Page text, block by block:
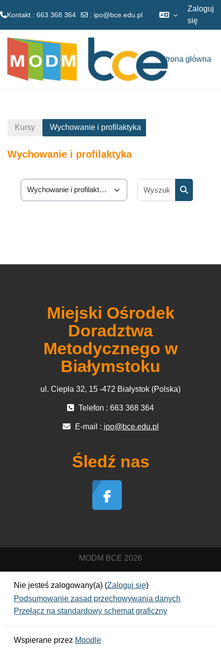
Kontakt : 663 368 364 : ipo@bce.edu.pl
Zaloguj
się
Strona główna
Kursy Wychowanie i profilaktyka
Wychowanie i profilaktyka
Kategorie kursów
Wyszukaj
Miejski Ośrodek
Doradztwa
Metodycznego w
Białymstoku
ul. Ciepła 32, 15 -472 Białystok (Polska)
Telefon : 663 368 364
E-mail : ipo@bce.edu.pl
Śledź nas
MODM BCE 2026
Nie jesteś zalogowany(a) (Zaloguj się)
Podsumowanie zasad przechowywania danych
Przełącz na standardowy schemat graficzny
Wspierane przez Moodle